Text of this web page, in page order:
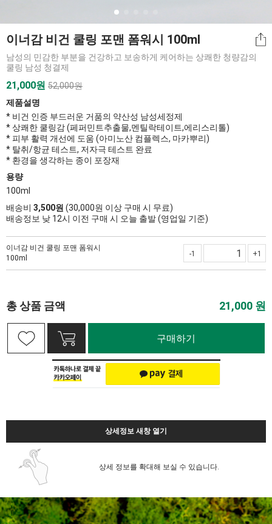
이너감 비건 쿨링 포맨 폼워시 100ml
남성의 민감한 부분을 건강하고 보송하게 케어하는 상쾌한 청량감의
쿨링 남성 청결제
21,000원 52,000원
제품설명
* 비건 인증 부드러운 거품의 약산성 남성세정제
* 상쾌한 쿨링감 (페퍼민트추출물,멘틸락테이트,에리스리톨)
* 피부 활력 개선에 도움 (아미노산 컴플렉스, 마카뿌리)
* 탈취/항균 테스트, 저자극 테스트 완료
* 환경을 생각하는 종이 포장재
용량
100ml
배송비 3,500원 (30,000원 이상 구매 시 무료)
배송정보 낮 12시 이전 구매 시 오늘 출발 (영업일 기준)
이너감 비건 쿨링 포맨 폼워시
100ml
+1
-1
총 상품 금액 21,000 원
구매하기
상세정보 새창 열기
상세 정보를 확대해 보실 수 있습니다.